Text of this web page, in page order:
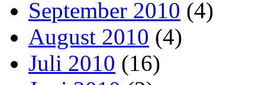
September 2010 (4)
August 2010 (4)
Juli 2010 (16)